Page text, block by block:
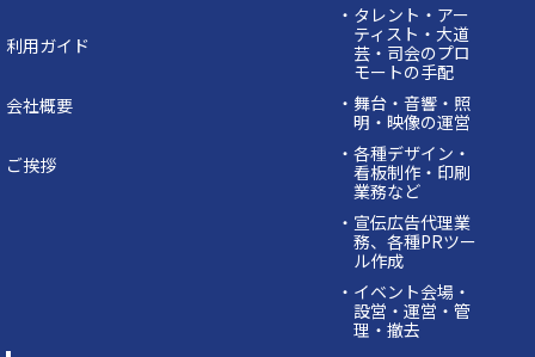
利用ガイド
会社概要
ご挨拶
・タレント・アー
ティスト・大道
芸・司会のプロ
モートの手配
・舞台・音響・照
明・映像の運営
・各種デザイン・
看板制作・印刷
業務など
・宣伝広告代理業
務、各種PRツー
ル作成
・イベント会場・
設営・運営・管
理・撤去